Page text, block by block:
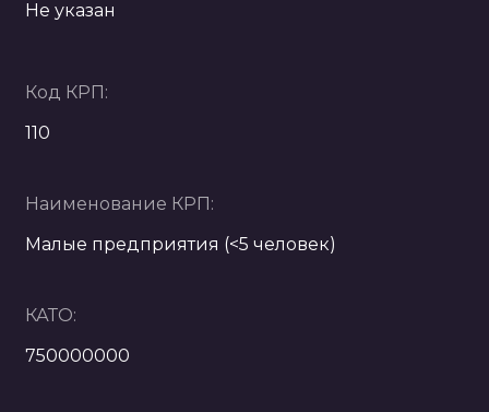
Не указан
Код КРП:
110
Наименование КРП:
Малые предприятия (<5 человек)
КАТО:
750000000